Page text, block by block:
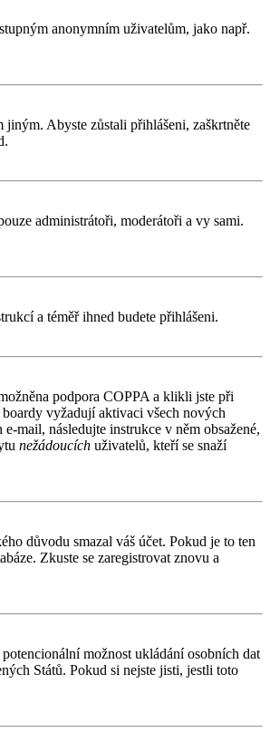
anonymním uživatelům, jako např.
jiným. Abyste zůstali přihlášeni, zaškrtněte
administrátoři, moderátoři a vy sami.
a téměř ihned budete přihlášeni.
podpora COPPA a klikli jste při
vyžadují aktivaci všech nových
mail, následujte instrukce v něm obsažené,
nežádoucích uživatelů, kteří se snaží
důvodu smazal váš účet. Pokud je to ten
Zkuste se zaregistrovat znovu a
možnost ukládání osobních dat
Států. Pokud si nejste jisti, jestli toto